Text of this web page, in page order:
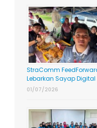
StraComm
Lebarkan Sayap Digital
01/07/2026